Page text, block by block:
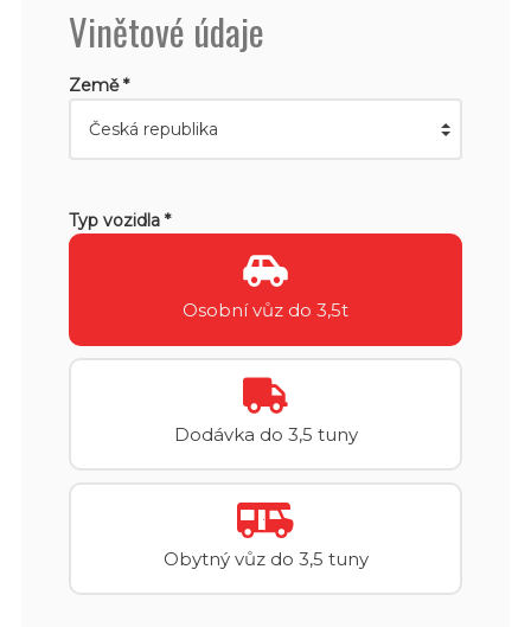
Vinětové údaje
Země *
Typ vozidla *
Osobní vůz do 3,5t
Dodávka do 3,5 tuny
Obytný vůz do 3,5 tuny